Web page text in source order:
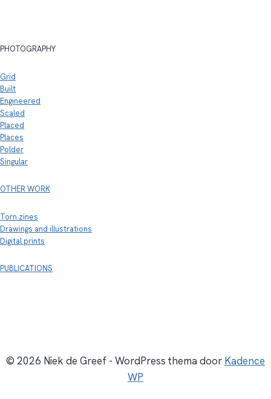
PHOTOGRAPHY
Grid
Built
Engineered
Scaled
Placed
Places
Polder
Singular
OTHER WORK
Torn zines
Drawings and illustrations
Digital prints
PUBLICATIONS
© 2026 Niek de Greef - WordPress thema door Kadence
WP